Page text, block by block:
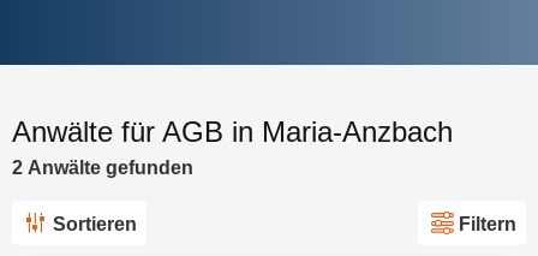
Anwälte für AGB in Maria-Anzbach
2 Anwälte gefunden
Sortieren Filtern